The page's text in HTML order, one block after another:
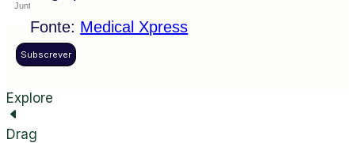
Fonte: Medical Xpress
Subscrever
Explore
Drag